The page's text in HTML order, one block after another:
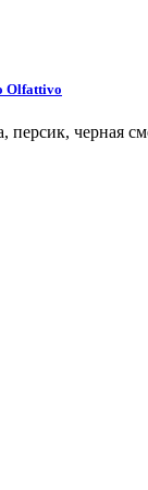
Olfattivo
персик, черная